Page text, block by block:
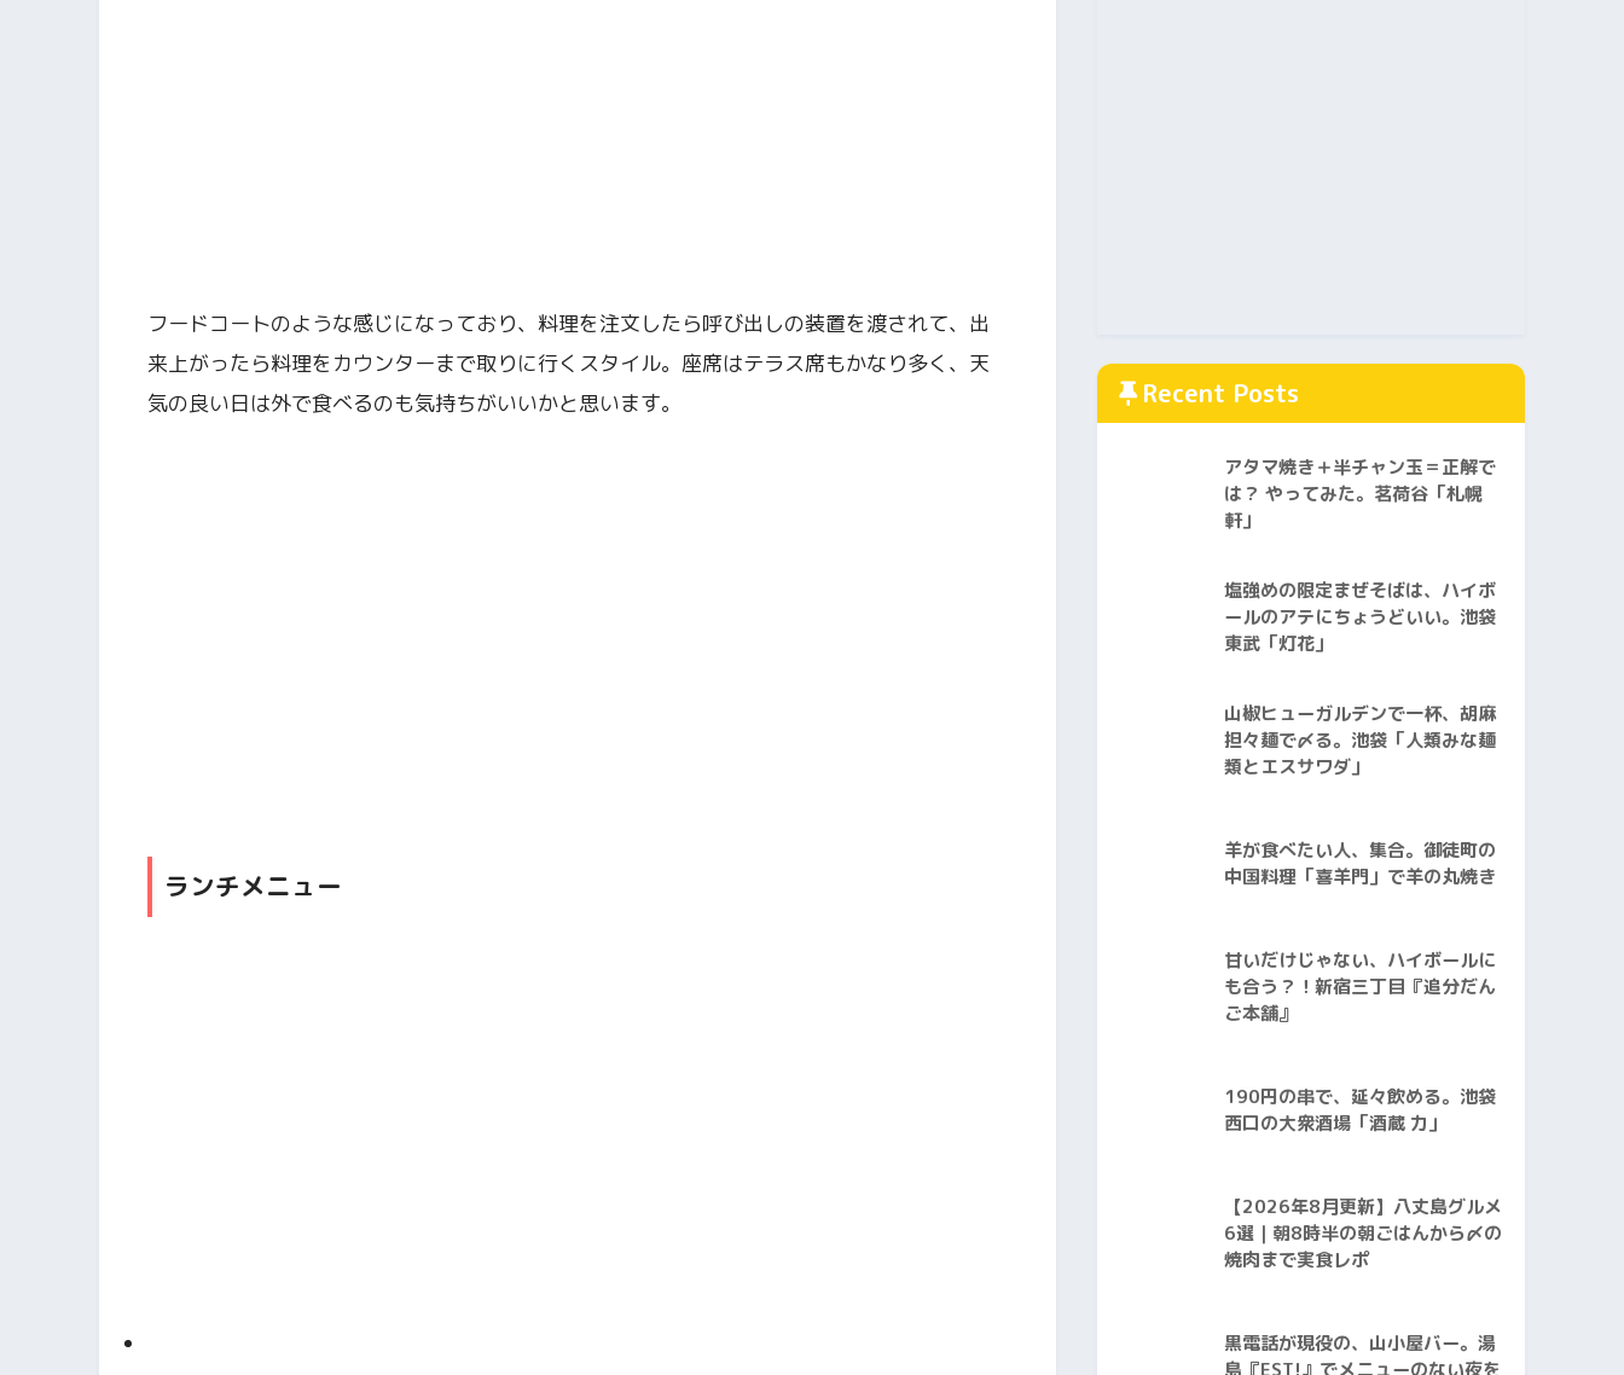
フードコートのような感じになっており、料理を注文したら呼び出しの装置を渡されて、出
来上がったら料理をカウンターまで取りに行くスタイル。座席はテラス席もかなり多く、天
気の良い日は外で食べるのも気持ちがいいかと思います。
ランチメニュー
Recent Posts
アタマ焼き＋半チャン玉＝正解で
は？ やってみた。茗荷谷「札幌
軒」
塩強めの限定まぜそばは、ハイボ
ールのアテにちょうどいい。池袋
東武「灯花」
山椒ヒューガルデンで一杯、胡麻
担々麺で〆る。池袋「人類みな麺
類とエスサワダ」
羊が食べたい人、集合。御徒町の
中国料理「喜羊門」で羊の丸焼き
甘いだけじゃない、ハイボールに
も合う？！新宿三丁目『追分だん
ご本舗』
190円の串で、延々飲める。池袋
西口の大衆酒場「酒蔵 力」
【2026年8月更新】八丈島グルメ
6選｜朝8時半の朝ごはんから〆の
焼肉まで実食レポ
黒電話が現役の、山小屋バー。湯